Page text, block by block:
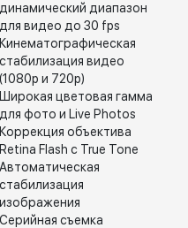
динамический диапазон
для видео до 30 fps
Кинематографическая
стабилизация видео
(1080p и 720p)
Широкая цветовая гамма
для фото и Live Photos
Коррекция объектива
Retina Flash с True Tone
Автоматическая
стабилизация
изображения
Серийная съемка